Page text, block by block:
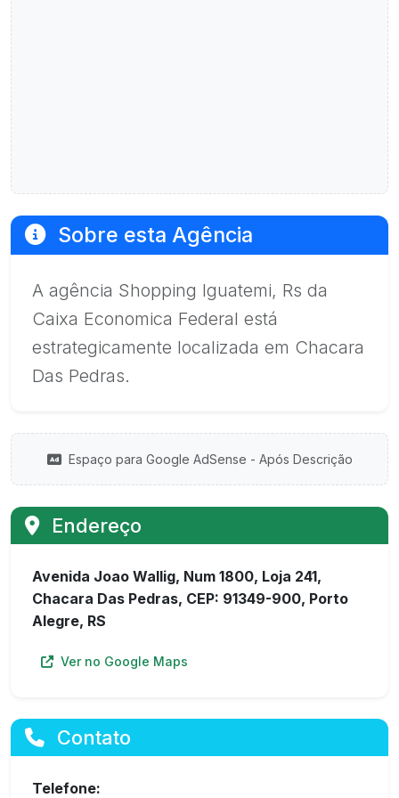
Sobre esta Agência
A agência Shopping Iguatemi, Rs da
Caixa Economica Federal está
estrategicamente localizada em Chacara
Das Pedras.
Espaço para Google AdSense - Após Descrição
Endereço
Avenida Joao Wallig, Num 1800, Loja 241,
Chacara Das Pedras, CEP: 91349-900, Porto
Alegre, RS
Ver no Google Maps
Contato
Telefone: